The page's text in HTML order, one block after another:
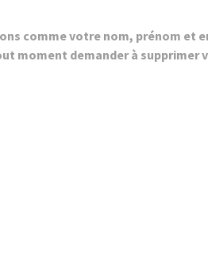
comme votre nom, prénom et
moment demander à